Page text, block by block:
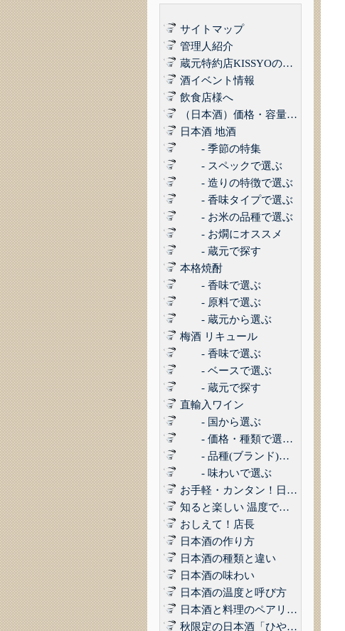
サイトマップ
管理人紹介
蔵元特約店KISSYOの品質管理について｜最高の品質でお届けするために
酒イベント情報
飲食店様へ
（日本酒）価格・容量で選ぶ
日本酒 地酒
- 季節の特集
- スペックで選ぶ
- 造りの特徴で選ぶ
- 香味タイプで選ぶ
- お米の品種で選ぶ
- お燗にオススメ
- 蔵元で探す
本格焼酎
- 香味で選ぶ
- 原料で選ぶ
- 蔵元から選ぶ
梅酒 リキュール
- 香味で選ぶ
- ベースで選ぶ
- 蔵元で探す
直輸入ワイン
- 国から選ぶ
- 価格・種類で選ぶ(赤,白,ロゼ,スパークリング)
- 品種(ブランド)で選ぶ
- 味わいで選ぶ
お手軽・カンタン！日本酒に合うコンビニおつまみ3選 Vol.1
知ると楽しい 温度で楽しむ日本酒
おしえて！店長
日本酒の作り方
日本酒の種類と違い
日本酒の味わい
日本酒の温度と呼び方
日本酒と料理のペアリング
秋限定の日本酒「ひやおろし」